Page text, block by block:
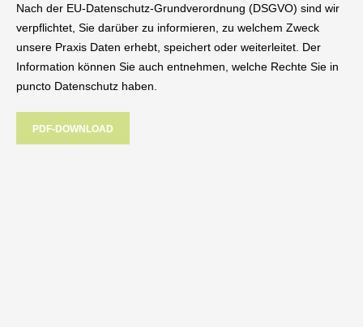
Nach der EU-Datenschutz-Grundverordnung (DSGVO) sind wir
verpflichtet, Sie darüber zu informieren, zu welchem Zweck
unsere Praxis Daten erhebt, speichert oder weiterleitet. Der
Information können Sie auch entnehmen, welche Rechte Sie in
puncto Datenschutz haben.
PDF-DOWNLOAD